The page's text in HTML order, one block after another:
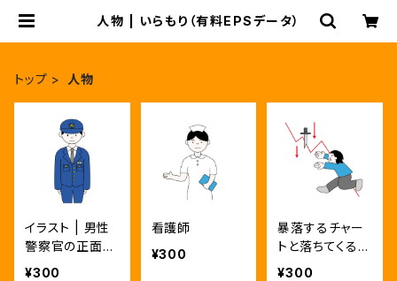
人物 | いらもり（有料EPSデータ）
トップ 人物
イラスト | 男性
警察官の正面全
身ポーズ3種 |
¥300
看護師
¥300
暴落するチャー
トと落ちてくるナ
イフを掴もうと
¥300